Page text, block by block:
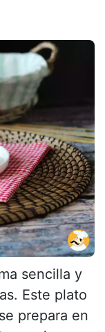
sencilla y
Este plato
prepara en